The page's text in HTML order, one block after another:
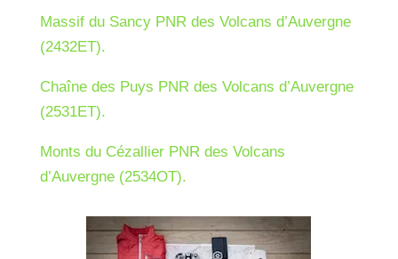
Massif du Sancy PNR des Volcans d’Auvergne
(2432ET).
Chaîne des Puys PNR des Volcans d’Auvergne
(2531ET).
Monts du Cézallier PNR des Volcans
d’Auvergne (2534OT).